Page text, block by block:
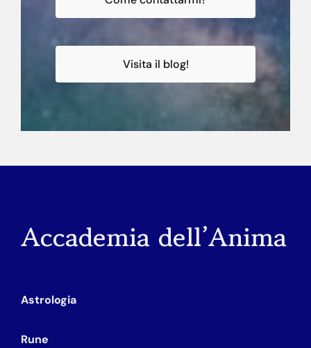
Visita il blog!
Accademia dell’Anima
Astrologia
Rune